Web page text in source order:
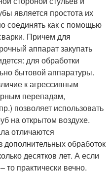
является простота их
соединять как с помощью
Причем для
аппарат закупать
для обработки
бытовой аппаратуры.
к агрессивным
перепадам,
позволяет использовать
на открытом воздухе.
отличаются
дополнительных обработок
десятков лет. А если
то практически вечно.